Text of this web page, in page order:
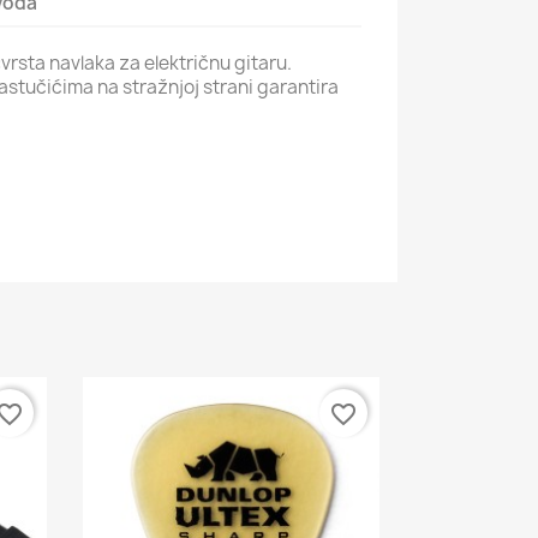
navlaka za električnu gitaru.
na stražnjoj strani garantira
favorite_border